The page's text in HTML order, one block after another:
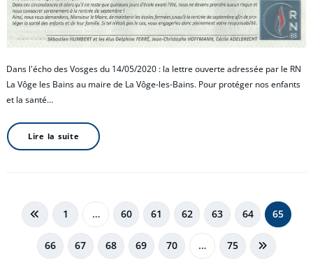
Dans l'écho des Vosges du 14/05/2020 : la lettre ouverte adressée par le RN
La Vôge les Bains au maire de La Vôge-les-Bains. Pour protéger nos enfants
et la santé…
Lire la suite
Pagination
1 … 60 61 62 63 64 65
66 67 68 69 70 … 75